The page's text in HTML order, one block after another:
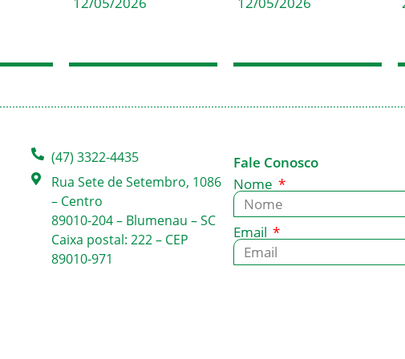
(47) 3322-4435
Rua Sete de Setembro, 1086
– Centro
89010-204 – Blumenau – SC
Caixa postal: 222 – CEP
89010-971
Fale Conosco
Nome
Email